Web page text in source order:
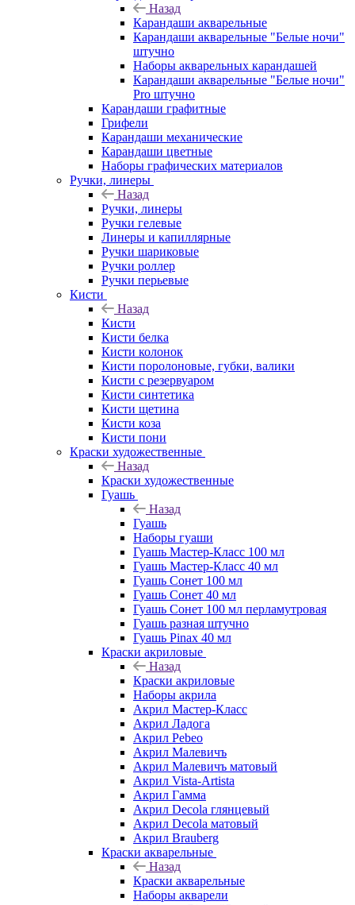
Назад
Карандаши акварельные
Карандаши акварельные "Белые ночи"
штучно
Наборы акварельных карандашей
Карандаши акварельные "Белые ночи"
Pro штучно
Карандаши графитные
Грифели
Карандаши механические
Карандаши цветные
Наборы графических материалов
Ручки, линеры
Назад
Ручки, линеры
Ручки гелевые
Линеры и капиллярные
Ручки шариковые
Ручки роллер
Ручки перьевые
Кисти
Назад
Кисти
Кисти белка
Кисти колонок
Кисти поролоновые, губки, валики
Кисти с резервуаром
Кисти синтетика
Кисти щетина
Кисти коза
Кисти пони
Краски художественные
Назад
Краски художественные
Гуашь
Назад
Гуашь
Наборы гуаши
Гуашь Мастер-Класс 100 мл
Гуашь Мастер-Класс 40 мл
Гуашь Сонет 100 мл
Гуашь Сонет 40 мл
Гуашь Сонет 100 мл перламутровая
Гуашь разная штучно
Гуашь Pinax 40 мл
Краски акриловые
Назад
Краски акриловые
Наборы акрила
Акрил Мастер-Класс
Акрил Ладога
Акрил Pebeo
Акрил Малевичъ
Акрил Малевичъ матовый
Акрил Vista-Artista
Акрил Гамма
Акрил Decola глянцевый
Акрил Decola матовый
Акрил Brauberg
Краски акварельные
Назад
Краски акварельные
Наборы акварели